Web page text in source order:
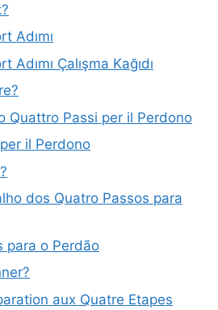
Adımı
Çalışma Kağıdı
Quattro Passi per il Perdono
il Perdono
dos Quatro Passos para
para o Perdão
aux Quatre Etapes